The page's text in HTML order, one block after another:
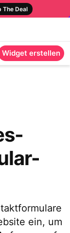
The Deal
Widget erstellen
ein, um